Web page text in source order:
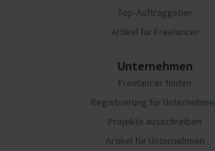
Top-Auftraggeber
Artikel für Freelancer
Unternehmen
Freelancer finden
Registrierung für
Projekte ausschreiben
Artikel für Unternehmen